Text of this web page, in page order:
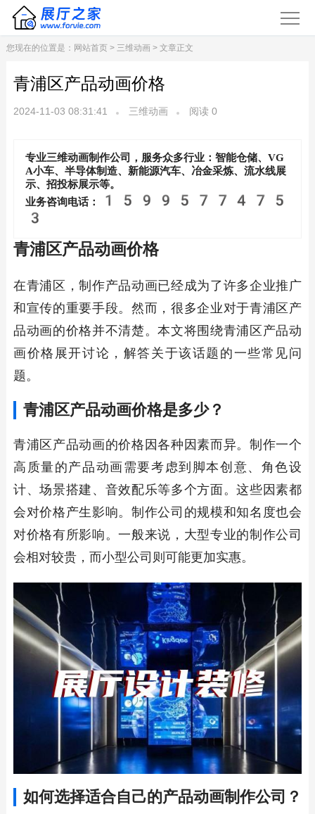
您现在的位置是： 网站首页> 三维动画> 文章正文
青浦区产品动画价格
2024-11-03 08:31:41 三维动画 阅读 0
专业三维动画制作公司，服务众多行业：智能仓储、VG
A小车、半导体制造、新能源汽车、冶金采炼、流水线展
示、招投标展示等。
业务咨询电话：
1599577475
3
青浦区产品动画价格
在青浦区，制作产品动画已经成为了许多企业推广
和宣传的重要手段。然而，很多企业对于青浦区产
品动画的价格并不清楚。本文将围绕青浦区产品动
画价格展开讨论，解答关于该话题的一些常见问
题。
青浦区产品动画价格是多少？
青浦区产品动画的价格因各种因素而异。制作一个
高质量的产品动画需要考虑到脚本创意、角色设
计、场景搭建、音效配乐等多个方面。这些因素都
会对价格产生影响。制作公司的规模和知名度也会
对价格有所影响。一般来说，大型专业的制作公司
会相对较贵，而小型公司则可能更加实惠。
如何选择适合自己的产品动画制作公司？